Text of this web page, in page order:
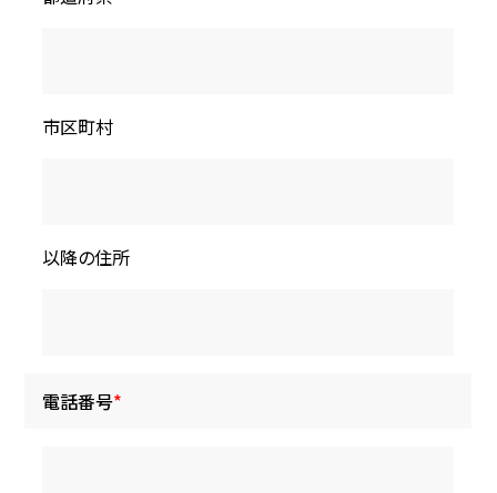
市区町村
以降の住所
電話番号*